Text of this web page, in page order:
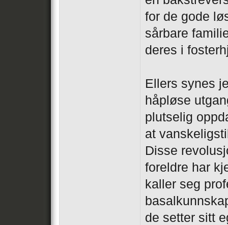
for de gode
sårbare
deres i
Ellers synes
håpløse
plutselig
at
Disse
foreldre har
kaller seg
de setter sitt